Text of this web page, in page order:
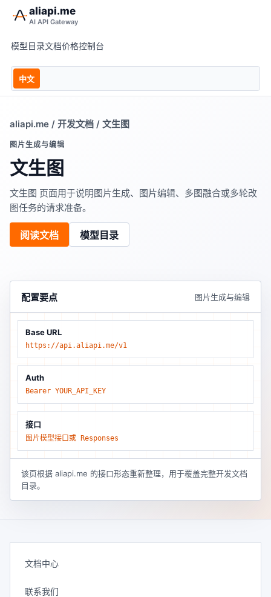
aliapi.me
AI API Gateway
模型目录文档价格控制台
中文
aliapi.me / 开发文档 / 文生图
图片生成与编辑
文生图
文生图 页面用于说明图片生成、图片编辑、多图融合或多轮改
图任务的请求准备。
阅读文档 模型目录
配置要点 图片生成与编辑
Base URL
https://api.aliapi.me/v1
Auth
Bearer YOUR_API_KEY
接口
图片模型接口或 Responses
该页根据 aliapi.me 的接口形态重新整理，用于覆盖完整开发文档
目录。
文档中心
联系我们